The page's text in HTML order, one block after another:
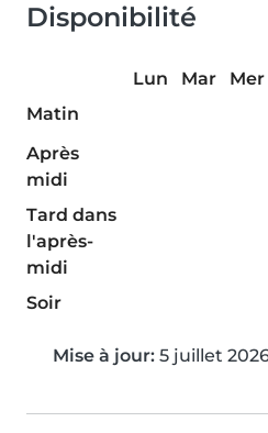
Disponibilité
Lun Mar Mer
Matin
Après
midi
Tard dans
l'après-
midi
Soir
Mise à jour: 5 juillet